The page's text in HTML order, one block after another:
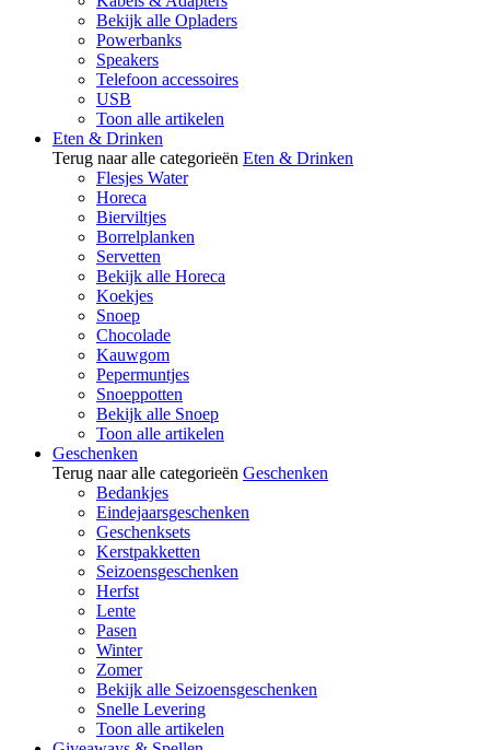
Bekijk alle Opladers
Powerbanks
Speakers
Telefoon accessoires
USB
Toon alle artikelen
Eten & Drinken
Terug naar alle categorieën Eten & Drinken
Flesjes Water
Horeca
Bierviltjes
Borrelplanken
Servetten
Bekijk alle Horeca
Koekjes
Snoep
Chocolade
Kauwgom
Pepermuntjes
Snoeppotten
Bekijk alle Snoep
Toon alle artikelen
Geschenken
Terug naar alle categorieën Geschenken
Bedankjes
Eindejaarsgeschenken
Geschenksets
Kerstpakketten
Seizoensgeschenken
Herfst
Lente
Pasen
Winter
Zomer
Bekijk alle Seizoensgeschenken
Snelle Levering
Toon alle artikelen